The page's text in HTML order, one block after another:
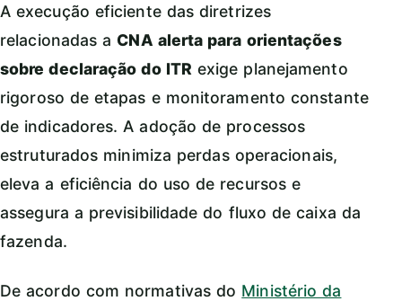
A execução eficiente das diretrizes
relacionadas aCNA alerta para orientações
sobre declaração do ITR exige planejamento
rigoroso de etapas e monitoramento constante
de indicadores. A adoção de processos
estruturados minimiza perdas operacionais,
eleva a eficiência do uso de recursos e
assegura a previsibilidade do fluxo de caixa da
fazenda.
De acordo com normativas do Ministério da